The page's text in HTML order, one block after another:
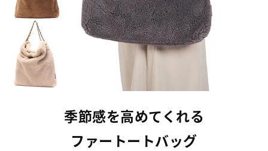
季節感を高めてくれる
ファートートバッグ